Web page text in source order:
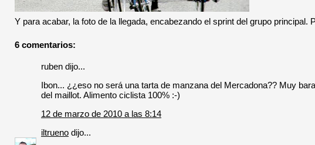
Y para acabar, la foto de la llegada, encabezando el sprint del grupo principal.
6 comentarios:
ruben dijo...
Ibon... ¿¿eso no será una tarta de manzana del Mercadona?? Muy
del maillot. Alimento ciclista 100% :-)
12 de marzo de 2010 a las 8:14
iltrueno dijo...